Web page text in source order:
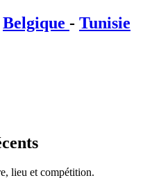
Belgique - Tunisie
lieu et compétition.